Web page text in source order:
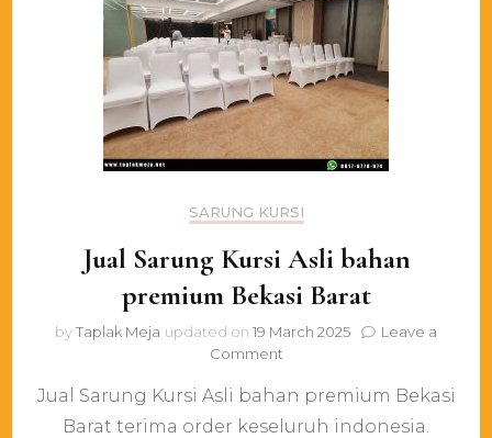
SARUNG KURSI
Jual Sarung Kursi Asli bahan
premium Bekasi Barat
byTaplak Meja updated on 19 March 2025
Leave a
Commenton
Sarung
Kursi
Jual Sarung Kursi Asli bahan premium Bekasi
Barat terima order keseluruh indonesia.